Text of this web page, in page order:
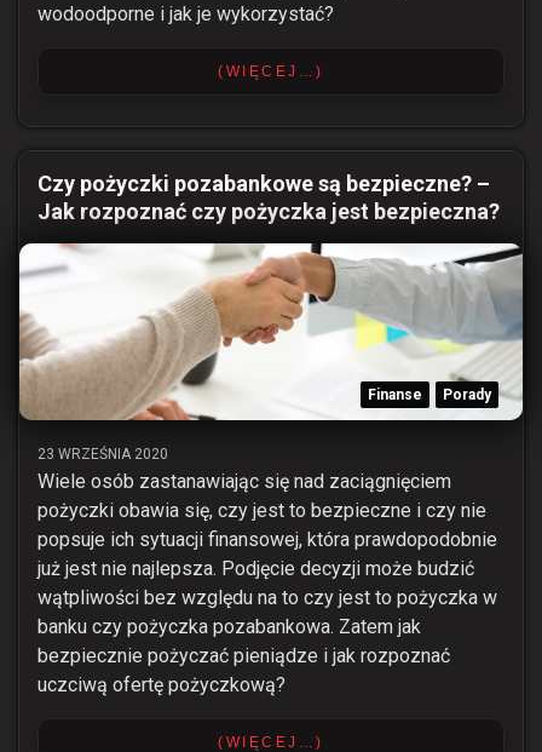
wodoodporne i jak je wykorzystać?
(WIĘCEJ…)
Czy pożyczki pozabankowe są bezpieczne? –
Jak rozpoznać czy pożyczka jest bezpieczna?
Finanse Porady
23 WRZEŚNIA 2020
Wiele osób zastanawiając się nad zaciągnięciem
pożyczki obawia się, czy jest to bezpieczne i czy nie
popsuje ich sytuacji finansowej, która prawdopodobnie
już jest nie najlepsza. Podjęcie decyzji może budzić
wątpliwości bez względu na to czy jest to pożyczka w
banku czy pożyczka pozabankowa. Zatem jak
bezpiecznie pożyczać pieniądze i jak rozpoznać
uczciwą ofertę pożyczkową?
(WIĘCEJ…)